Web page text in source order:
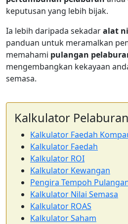
keputusan yang lebih bijak.
Ia lebih daripada sekadaralat
panduan untuk meramalkan
memahami pulangan
mengembangkan kekayaan
semasa.
Kalkulator Pelaburan
Kalkulator Faedah
Kalkulator Faedah
Kalkulator ROI
Kalkulator Kewangan
Pengira Tempoh
Kalkulator Nilai Semasa
Kalkulator ROAS
Kalkulator Saham